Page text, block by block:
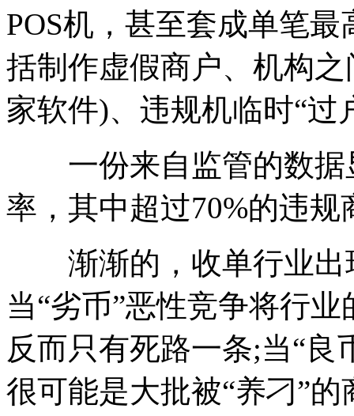
POS机，甚至套成单笔
括制作虚假商户、机构
家软件)、违规机临时“过
一份来自监管的数据
率，其中超过70%的违
渐渐的，收单行业出
当“劣币”恶性竞争将行
反而只有死路一条;当“良
很可能是大批被“养刁”